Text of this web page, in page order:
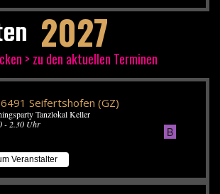
2027
> zu den aktuellen Terminen
Seifertshofen (GZ)
Tanzlokal Keller
- 2.30 Uhr
Veranstalter
B